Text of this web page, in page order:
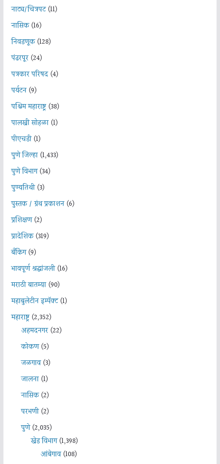
नाट्य/चित्रपट(11)
नासिक(16)
निवडणूक(128)
पंढरपूर(24)
पत्रकार परिषद(4)
पर्यटन(9)
पश्चिम महाराष्ट्र(38)
पालखी सोहळा(1)
पीएचडी(1)
पुणे जिल्हा(1,433)
पुणे विभाग(34)
पुण्यतिथी(3)
पुस्तक / ग्रंथ प्रकाशन(6)
प्रशिक्षण(2)
प्रादेशिक(319)
बँकिंग(9)
भावपूर्ण श्रद्धांजली(16)
मराठी बातम्या(90)
महाबुलेटीन इम्पॅक्ट(1)
महाराष्ट्र(2,352)
अहमदनगर(22)
कोकण(5)
जळगाव(3)
जालना(1)
नासिक(2)
परभणी(2)
पुणे(2,035)
खेड विभाग(1,398)
आंबेगाव(108)